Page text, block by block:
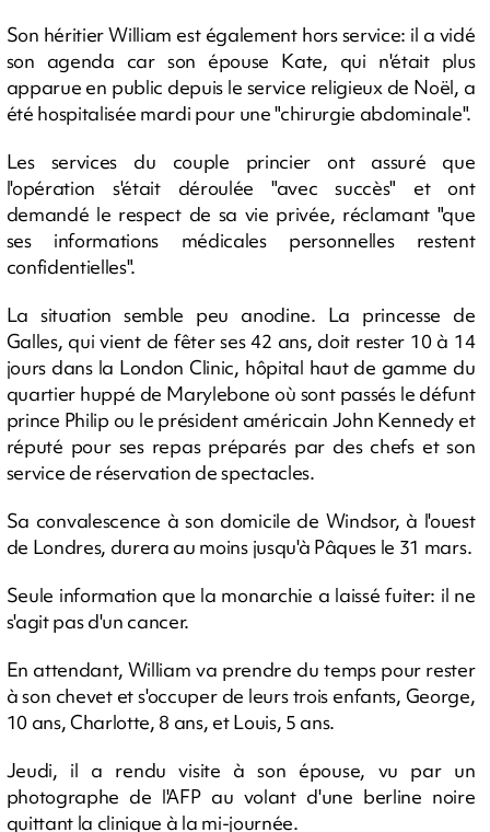
Son héritier William est également hors service: il a vidé
son agenda car son épouse Kate, qui n'était plus
apparue en public depuis le service religieux de Noël, a
été hospitalisée mardi pour une "chirurgie abdominale".
Les services du couple princier ont assuré que
l'opération s'était déroulée "avec succès" et ont
demandé le respect de sa vie privée, réclamant "que
ses informations médicales personnelles restent
confidentielles".
La situation semble peu anodine. La princesse de
Galles, qui vient de fêter ses 42 ans, doit rester 10 à 14
jours dans la London Clinic, hôpital haut de gamme du
quartier huppé de Marylebone où sont passés le défunt
prince Philip ou le président américain John Kennedy et
réputé pour ses repas préparés par des chefs et son
service de réservation de spectacles.
Sa convalescence à son domicile de Windsor, à l'ouest
de Londres, durera au moins jusqu'à Pâques le 31 mars.
Seule information que la monarchie a laissé fuiter: il ne
s'agit pas d'un cancer.
En attendant, William va prendre du temps pour rester
à son chevet et s'occuper de leurs trois enfants, George,
10 ans, Charlotte, 8 ans, et Louis, 5 ans.
Jeudi, il a rendu visite à son épouse, vu par un
photographe de l'AFP au volant d'une berline noire
quittant la clinique à la mi-journée.